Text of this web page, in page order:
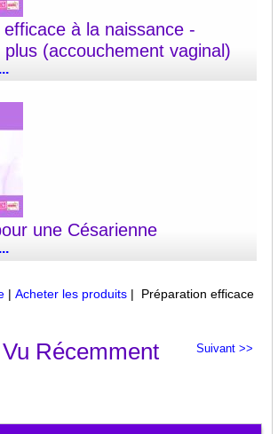
à la naissance -
(accouchement vaginal)
une Césarienne
|Acheter les produits | Préparation efficace
Vu Récemment